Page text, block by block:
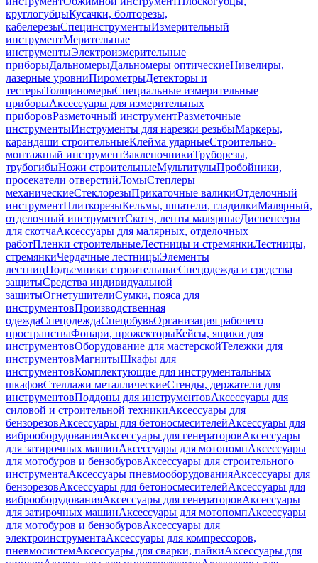
круглогубцыКусачки, болторезы,
кабелерезыСпецинструментыИзмерительный
инструментМерительные
инструментыЭлектроизмерительные
приборыДальномерыДальномеры оптическиеНивелиры,
лазерные уровниПирометрыДетекторы и
тестерыТолщиномерыСпециальные измерительные
приборыАксессуары для измерительных
приборовРазметочный инструментРазметочные
инструментыИнструменты для нарезки резьбыМаркеры,
карандаши строительныеКлейма ударныеСтроительно-
монтажный инструментЗаклепочникиТруборезы,
трубогибыНожи строительныеМультитулыПробойники,
просекатели отверстийЛомыСтеплеры
механическиеСтеклорезыПрикаточные валикиОтделочный
инструментПлиткорезыКельмы, шпатели, гладилкиМалярный,
отделочный инструментСкотч, ленты малярныеДиспенсеры
для скотчаАксессуары для малярных, отделочных
работПленки строительныеЛестницы и стремянкиЛестницы,
стремянкиЧердачные лестницыЭлементы
лестницПодъемники строительныеСпецодежда и средства
защитыСредства индивидуальной
защитыОгнетушителиСумки, пояса для
инструментовПроизводственная
одеждаСпецодеждаСпецобувьОрганизация рабочего
пространстваФонари, прожекторыКейсы, ящики для
инструментовОборудование для мастерскойТележки для
инструментовМагнитыШкафы для
инструментовКомплектующие для инструментальных
шкафовСтеллажи металлическиеСтенды, держатели для
инструментовПоддоны для инструментовАксессуары для
силовой и строительной техникиАксессуары для
бензорезовАксессуары для бетоносмесителейАксессуары для
виброоборудованияАксессуары для генераторовАксессуары
для затирочных машинАксессуары для мотопомпАксессуары
для мотобуров и бензобуровАксессуары для строительного
инструментаАксессуары пневмооборудованияАксессуары для
бензорезовАксессуары для бетоносмесителейАксессуары для
виброоборудованияАксессуары для генераторовАксессуары
для затирочных машинАксессуары для мотопомпАксессуары
для мотобуров и бензобуровАксессуары для
электроинструментаАксессуары для компрессоров,
пневмосистемАксессуары для сварки, пайкиАксессуары для